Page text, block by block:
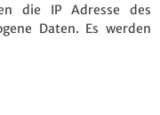
die IP Adresse des
Daten. Es werden